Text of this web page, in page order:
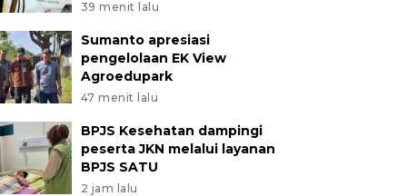
39 menit lalu
Sumanto apresiasi
pengelolaan EK View
Agroedupark
47 menit lalu
BPJS Kesehatan dampingi
peserta JKN melalui layanan
BPJS SATU
2 jam lalu